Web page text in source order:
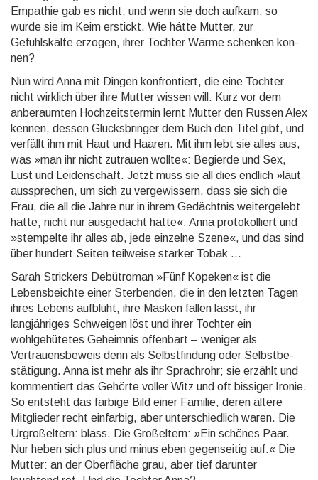
Empathie gab es nicht, und wenn sie doch auf­kam, so
wurde sie im Keim erstickt. Wie hätte Mutter, zur
Gefühlskälte erzogen, ihrer Tochter Wärme schen­ken kön­
nen?
Nun wird Anna mit Dingen konfrontiert, die eine Tochter
nicht wirklich über ihre Mutter wissen will. Kurz vor dem
anberaumten Hochzeitstermin lernt Mutter den Russen Alex
kennen, dessen Glücksbringer dem Buch den Titel gibt, und
verfällt ihm mit Haut und Haaren. Mit ihm lebt sie alles aus,
was »man ihr nicht zutrauen wollte«: Begierde und Sex,
Lust und Leidenschaft. Jetzt muss sie all dies endlich »laut
ausspre­chen, um sich zu vergewissern, dass sie sich die
Frau, die all die Jahre nur in ihrem Gedächtnis weiterge­lebt
hatte, nicht nur ausgedacht hatte«. Anna protokolliert und
»stempelte ihr alles ab, jede einzelne Szene«, und das sind
über hundert Seiten teilweise starker Tobak ...
Sarah Strickers Debütroman »Fünf Kopeken« ist die
Lebensbeichte einer Sterbenden, die in den letzten Tagen
ihres Lebens aufblüht, ihre Masken fallen lässt, ihr
langjähriges Schweigen löst und ihrer Tochter ein
wohlgehütetes Geheimnis offenbart – weniger als
Vertrauensbeweis denn als Selbstfindung oder Selbst­be­
stä­ti­gung. Anna ist mehr als ihr Sprachrohr; sie erzählt und
kommentiert das Gehörte voller Witz und oft bissiger Ironie.
So entsteht das farbige Bild einer Familie, deren ältere
Mitglieder recht einfarbig, aber un­ter­schied­lich waren. Die
Urgroßeltern: blass. Die Großeltern: »Ein schönes Paar.
Nur heben sich plus und minus eben gegenseitig auf.« Die
Mutter: an der Oberfläche grau, aber tief darunter